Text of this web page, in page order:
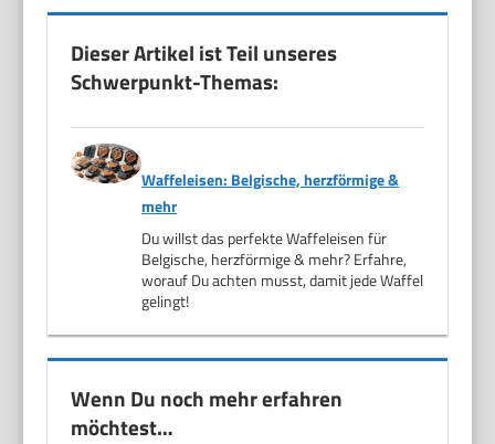
Dieser Artikel ist Teil unseres
Schwerpunkt-Themas:
Waffeleisen: Belgische, herzförmige &
mehr
Du willst das perfekte Waffeleisen für
Belgische, herzförmige & mehr? Erfahre,
worauf Du achten musst, damit jede Waffel
gelingt!
Wenn Du noch mehr erfahren
möchtest…